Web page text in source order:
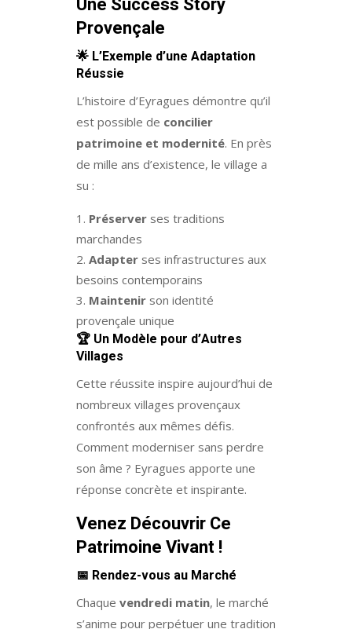
Provençale
🌟L’Exemple d’une Adaptation
Réussie
L’histoire d’Eyragues démontre qu’il
est possible de concilier
patrimoine et modernité. En près
de mille ans d’existence, le village a
su :
Préserverses traditions
marchandes
Adapterses infrastructures aux
besoins contemporains
Maintenirson identité
provençale unique
🏆Un Modèle pour d’Autres
Villages
Cette réussite inspire aujourd’hui de
nombreux villages provençaux
confrontés aux mêmes défis.
Comment moderniser sans perdre
son âme ? Eyragues apporte une
réponse concrète et inspirante.
Venez Découvrir Ce
Patrimoine Vivant !
📅 Rendez-vous au Marché
Chaque vendredi matin, le marché
s’anime pour perpétuer une tradition